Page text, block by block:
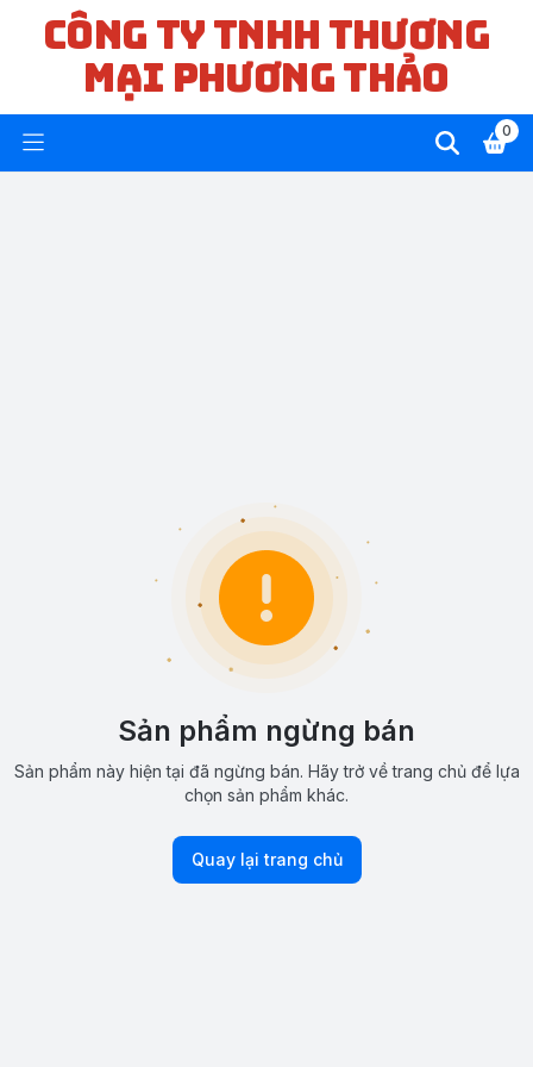
CÔNG TY TNHH THƯƠNG
MẠI PHƯƠNG THẢO
0
Sản phẩm ngừng bán
Sản phẩm này hiện tại đã ngừng bán. Hãy trở về trang chủ để lựa
chọn sản phẩm khác.
Quay lại trang chủ